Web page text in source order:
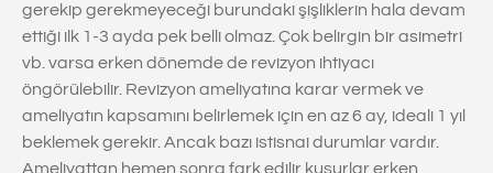
gerekip gerekmeyeceği burundaki şişliklerin hala devam
ettiği ilk 1-3 ayda pek belli olmaz. Çok belirgin bir asimetri
vb. varsa erken dönemde de revizyon ihtiyacı
öngörülebilir. Revizyon ameliyatına karar vermek ve
ameliyatın kapsamını belirlemek için en az 6 ay, ideali 1 yıl
beklemek gerekir. Ancak bazı istisnai durumlar vardır.
Ameliyattan hemen sonra fark edilir kusurlar erken